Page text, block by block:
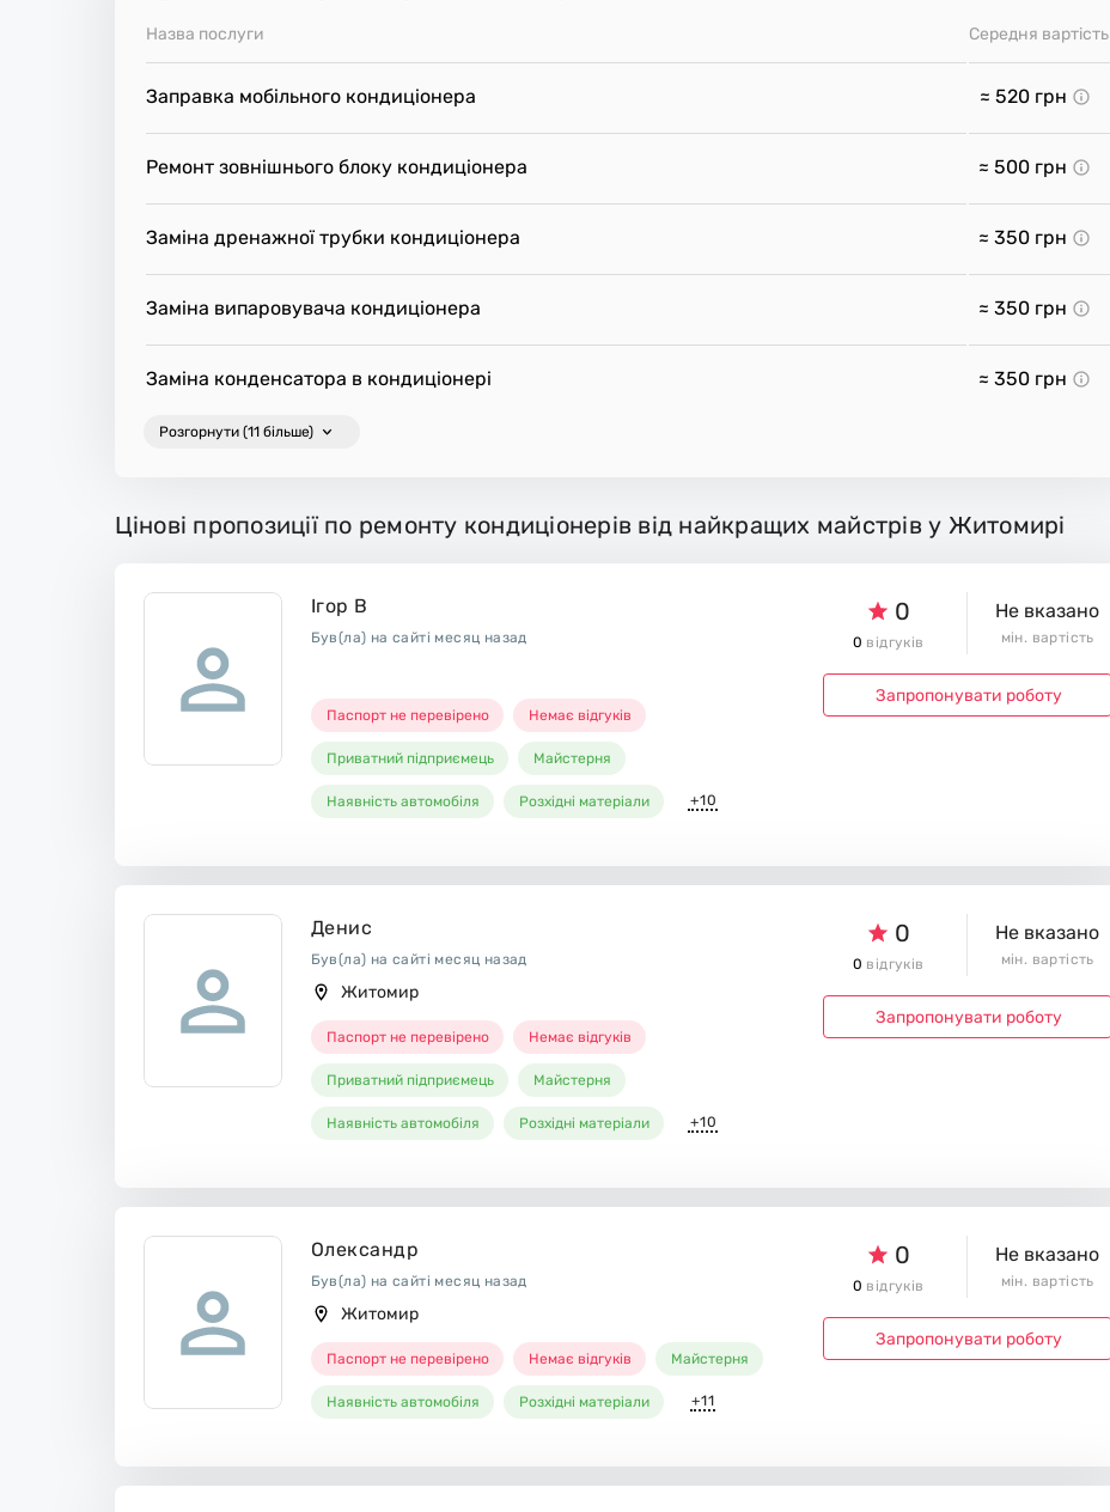
Назва послуги Середня вартість
Заправка мобільного кондиціонера ≈ 520 грн
Ремонт зовнішнього блоку кондиціонера ≈ 500 грн
Заміна дренажної трубки кондиціонера ≈ 350 грн
Заміна випаровувача кондиціонера ≈ 350 грн
Заміна конденсатора в кондиціонері ≈ 350 грн
Розгорнути (11 більше)
Цінові пропозиції по ремонту кондиціонерів від найкращих майстрів у Житомирі
Ігор В
Був(ла) на сайті месяц назад
Паспорт не перевірено Немає відгуків
Приватний підприємець Майстерня
Наявність автомобіля Розхідні матеріали +10
0
0 відгуків
Не вказано
мін. вартість
Запропонувати роботу
Денис
Був(ла) на сайті месяц назад
Житомир
Паспорт не перевірено Немає відгуків
Приватний підприємець Майстерня
Наявність автомобіля Розхідні матеріали +10
0
0 відгуків
Не вказано
мін. вартість
Запропонувати роботу
Олександр
Був(ла) на сайті месяц назад
Житомир
Паспорт не перевірено Немає відгуків Майстерня
Наявність автомобіля Розхідні матеріали +11
0
0 відгуків
Не вказано
мін. вартість
Запропонувати роботу